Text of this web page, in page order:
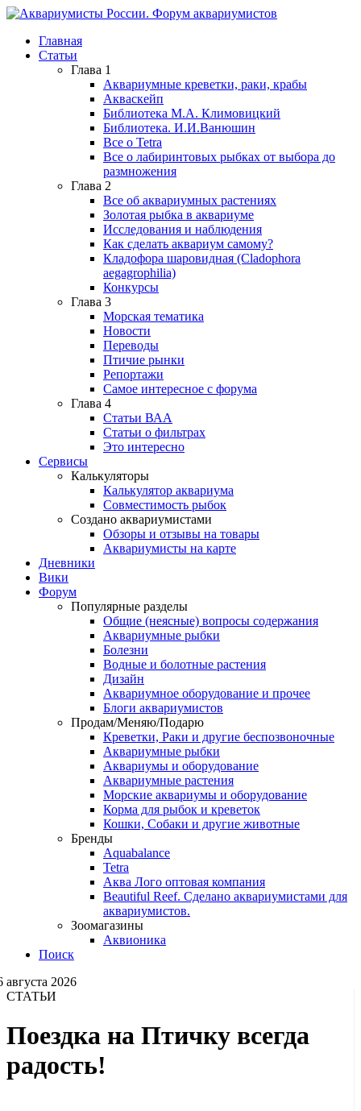
Главная
Статьи
Глава 1
Аквариумные креветки, раки, крабы
Акваскейп
Библиотека М.А. Климовицкий
Библиотека. И.И.Ванюшин
Все о Tetra
Все о лабиринтовых рыбках от выбора до
размножения
Глава 2
Все об аквариумных растениях
Золотая рыбка в аквариуме
Исследования и наблюдения
Как сделать аквариум самому?
Кладофора шаровидная (Cladophora
aegagrophilia)
Конкурсы
Глава 3
Морская тематика
Новости
Переводы
Птичие рынки
Репортажи
Самое интересное с форума
Глава 4
Статьи ВАА
Статьи о фильтрах
Это интересно
Сервисы
Калькуляторы
Калькулятор аквариума
Совместимость рыбок
Создано аквариумистами
Обзоры и отзывы на товары
Аквариумисты на карте
Дневники
Вики
Форум
Популярные разделы
Общие (неясные) вопросы содержания
Аквариумные рыбки
Болезни
Водные и болотные растения
Дизайн
Аквариумное оборудование и прочее
Блоги аквариумистов
Продам/Меняю/Подарю
Креветки, Раки и другие беспозвоночные
Аквариумные рыбки
Аквариумы и оборудование
Аквариумные растения
Морские аквариумы и оборудование
Корма для рыбок и креветок
Кошки, Собаки и другие животные
Бренды
Aquabalance
Tetra
Аква Лого оптовая компания
Beautiful Reef. Сделано аквариумистами для
аквариумистов.
Зоомагазины
Аквионика
Поиск
августа 2026
СТАТЬИ
Поездка на Птичку всегда
радость!